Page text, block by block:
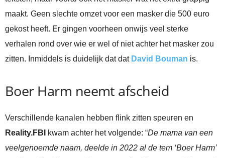
maakt. Geen slechte omzet voor een masker die 500 euro
gekost heeft. Er gingen voorheen onwijs veel sterke
verhalen rond over wie er wel of niet achter het masker zou
zitten. Inmiddels is duidelijk dat dat David Bouman is.
Boer Harm neemt afscheid
Verschillende kanalen hebben flink zitten speuren en
Reality.FBI
kwam achter het volgende: “De mama van een
veelgenoemde naam, deelde in 2022 al de tem ‘Boer Harm’